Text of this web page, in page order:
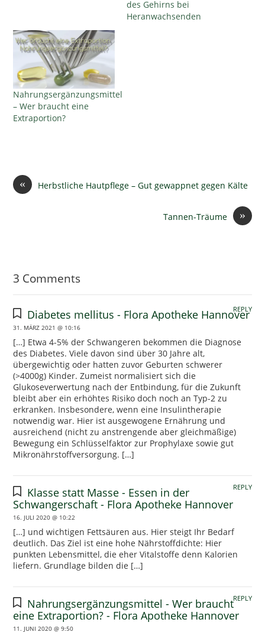
des Gehirns bei
Heranwachsenden
Nahrungsergänzungsmittel
– Wer braucht eine
Extraportion?
« Herbstliche Hautpflege – Gut gewappnet gegen Kälte
»
Tannen-Träume
3 Comments
Diabetes mellitus - Flora Apotheke Hannover
31. MÄRZ 2021 @ 10:16
[…] Etwa 4-5% der Schwangeren bekommen die Diagnose
des Diabetes. Viele davon sind über 30 Jahre alt,
übergewichtig oder hatten zuvor Geburten schwerer
(>4000g) Kinder. Zumeist normalisiert sich die
Glukoseverwertung nach der Entbindung, für die Zukunft
bleibt aber ein erhöhtes Risiko doch noch an Typ-2 zu
erkranken. Insbesondere, wenn eine Insulintherapie
notwendig war. Hier ist ausgewogene Ernährung und
ausreichend (nicht zu anstrengende aber gleichmäßige)
Bewegung ein Schlüsselfaktor zur Prophylaxe sowie gut
Mikronährstoffversorgung. […]
REPLY
Klasse statt Masse - Essen in der
Schwangerschaft - Flora Apotheke Hannover
16. JULI 2020 @ 10:22
[…] und wichtigen Fettsäuren aus. Hier steigt Ihr Bedarf
deutlich. Das Ziel ist eine hohe Nährstoffdichte: Hier
punkten Lebensmittel, die eher Vitalstoffe denn Kalorien
liefern. Grundlage bilden die […]
REPLY
Nahrungsergänzungsmittel - Wer braucht
eine Extraportion? - Flora Apotheke Hannover
11. JUNI 2020 @ 9:50
REPLY